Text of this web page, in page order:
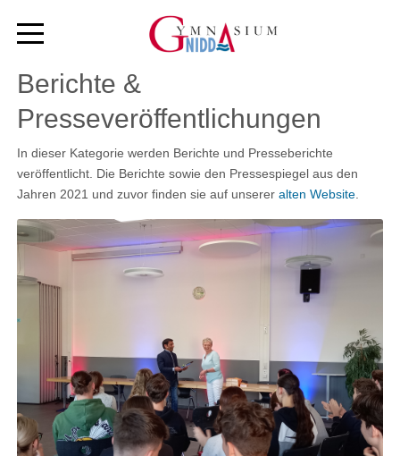
Berichte &
Presseveröffentlichungen
In dieser Kategorie werden Berichte und Presseberichte
veröffentlicht. Die Berichte sowie den Pressespiegel aus den
Jahren 2021 und zuvor finden sie auf unsereralten Website